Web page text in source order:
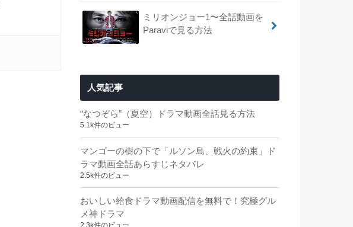
ミリオンジョー1〜全話動画を
Paraviで見る方法
人気記事
“なつぞら”（夏空）ドラマ動画全話見る方法
5.1k件のビュー
マンゴーの樹の下で「ルソン島、戦火の約束」ド
ラマ動画全話あらすじネタバレ
2.5k件のビュー
おいしい給食ドラマ動画配信を無料で！究極グル
メ神ドラマ
2.3k件のビュー